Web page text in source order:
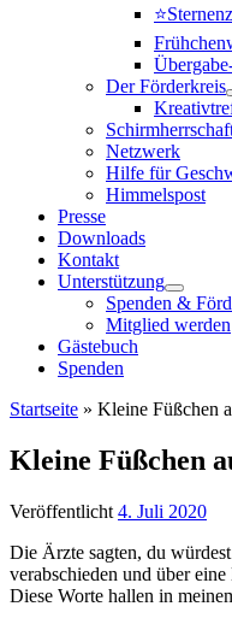
Der Förderkreis
Netzwerk
Hilfe für
Himmelspost
Presse
Downloads
Kontakt
Unterstützung
Spenden &
Mitglied werden
Gästebuch
Spenden
Startseite » Kleine Füßchen
Kleine Füßchen
Veröffentlicht 4. Juli 2020
Die Ärzte sagten, du
verabschieden und über
Diese Worte hallen in